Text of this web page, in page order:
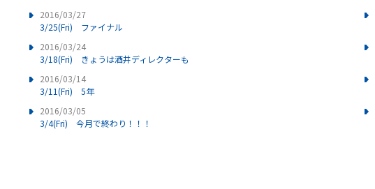
2016/03/27
3/25(Fri) ファイナル
2016/03/24
3/18(Fri) きょうは酒井ディレクターも
2016/03/14
3/11(Fri) 5年
2016/03/05
3/4(Fri) 今月で終わり！！！